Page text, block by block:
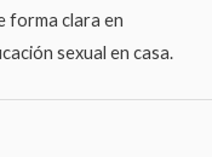
forma clara en
sexual en casa.